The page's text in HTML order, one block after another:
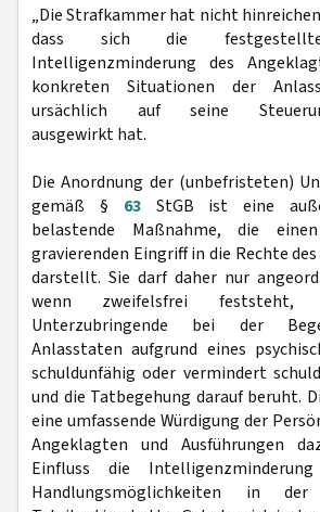
„Die Strafkammer hat nicht
dass sich die
Intelligenzminderung des
konkreten Situationen der
ursächlich auf seine
ausgewirkt hat.
Die Anordnung der (unbefristeten)
gemäß § 63StGB ist eine
belastende Maßnahme, die
gravierenden Eingriff in die Rechte
darstellt. Sie darf daher nur
wenn zweifelsfrei
Unterzubringende bei der
Anlasstaten aufgrund eines
schuldunfähig oder vermindert
und die Tatbegehung darauf beruht.
eine umfassende Würdigung der
Angeklagten und Ausführungen
Einfluss die
Handlungsmöglichkeiten in